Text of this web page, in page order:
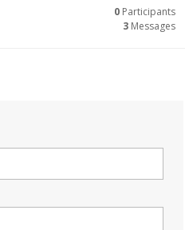
0 Participants
3 Messages